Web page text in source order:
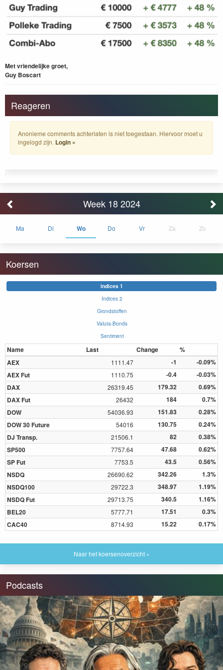
Met vriendelijke groet,
Guy Boscart
Reageren
Anonieme comments achterlaten is niet toegestaan. Hiervoor moet u
ingelogd zijn. Login »
Week 18 2024
Ma Di Wo Do Vr Za Zo
Koersen
Indices 1
Indices 2
Grondstoffen
Valuta-Bonds
Sentiment
Name Last Change
%
AEX
1111.47 -1
-0.09%
AEX Fut
1110.75 -0.4
-0.03%
DAX
26319.45 179.32
0.69%
DAX Fut
26432 184
0.7%
DOW
54036.93 151.83
0.28%
DOW 30 Future
54016 130.75
0.24%
DJ Transp.
21506.1 82
0.38%
SP500
7757.64 47.68
0.62%
SP Fut
7753.5 43.5
0.56%
NSDQ
26690.62 342.26
1.3%
NSDQ100
29722.3 348.97
1.19%
NSDQ Fut
29713.75 340.5
1.16%
BEL20
5777.71 17.51
0.3%
CAC40
8714.93 15.22 0.17%
Naar het koersenoverzicht »
Podcasts